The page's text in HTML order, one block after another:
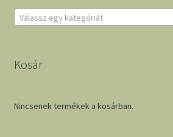
Válassz egy kategóriát
Kosár
Nincsenek termékek a kosárban.